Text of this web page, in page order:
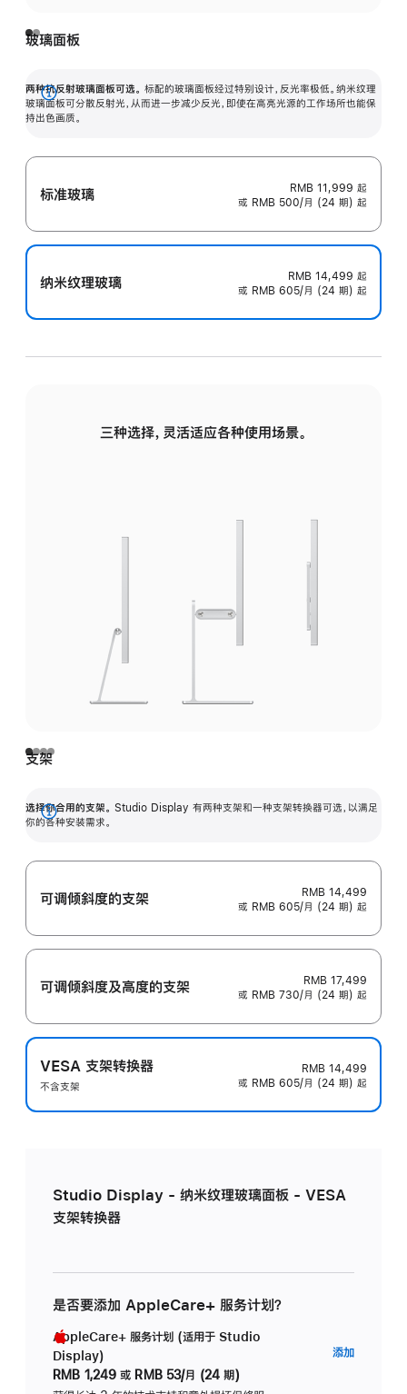
玻璃面板
两种抗反射玻璃面板可选。 标配的玻璃面板经过特别设计，反光率极低。纳米纹理
玻璃面板可分散反射光，从而进一步减少反光，即使在高亮光源的工作场所也能保
持出色画质。
展
开
标准玻璃 RMB 11,999 起
或 RMB 500/月 (24 期) 起
纳米纹理玻璃 RMB 14,499 起
或 RMB 605/月 (24 期) 起
三种选择，灵活适应各种使用场景。
支架
选择你合用的支架。 Studio Display 有两种支架和一种支架转换器可选，以满足
你的各种安装需求。
展
可调倾斜度的支架
RMB 14,499
或 RMB 605/月 (24 期) 起
可调倾斜度及高‍度的支‍架
RMB 17,499
或 RMB 730/月 (24 期) 起
VESA 支架转换器
不含支架
RMB 14,499
或 RMB 605/月 (24 期) 起
Studio Display - 纳米纹理玻璃面板 - VESA
支架转换器
是否要添加 AppleCare+ 服务计划？
AppleCare+ 服务计划 (适用于 Studio
Display)
RMB 1,249 或 RMB 53/月 (24 期)
添加